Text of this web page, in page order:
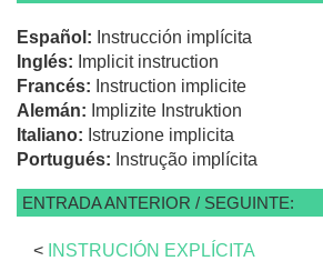
Español: Instrucción implícita
Inglés: Implicit instruction
Francés: Instruction implicite
Alemán: Implizite Instruktion
Italiano: Istruzione implicita
Portugués: Instrução implícita
ENTRADA ANTERIOR / SEGUINTE:
< INSTRUCIÓN EXPLÍCITA